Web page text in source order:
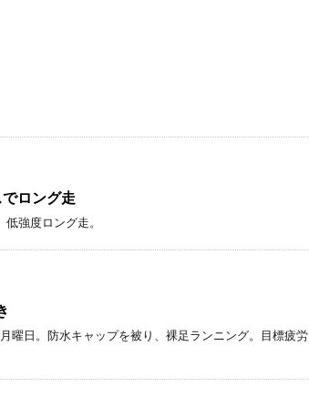
ロング走
強度ロング走。
曜日。防水キャップを被り、裸足ランニング。目標疲労